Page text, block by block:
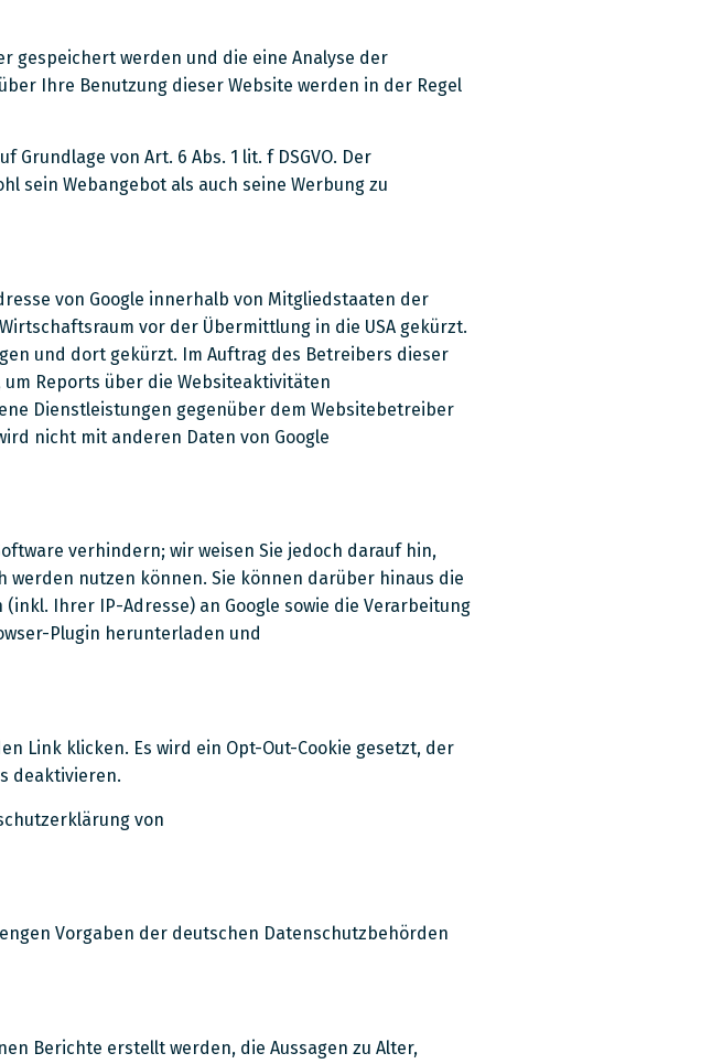
gespeichert werden und die eine Analyse der
Ihre Benutzung dieser Website werden in der Regel
von Art. 6 Abs. 1 lit. f DSGVO. Der
sein Webangebot als auch seine Werbung zu
von Google innerhalb von Mitgliedstaaten der
vor der Übermittlung in die USA gekürzt.
und dort gekürzt. Im Auftrag des Betreibers dieser
Reports über die Websiteaktivitäten
Dienstleistungen gegenüber dem Websitebetreiber
nicht mit anderen Daten von Google
verhindern; wir weisen Sie jedoch darauf hin,
werden nutzen können. Sie können darüber hinaus die
Ihrer IP-Adresse) an Google sowie die Verarbeitung
Plugin herunterladen und
Link klicken. Es wird ein Opt-Out-Cookie gesetzt, der
deaktivieren.
von
Vorgaben der deutschen Datenschutzbehörden
Berichte erstellt werden, die Aussagen zu Alter,